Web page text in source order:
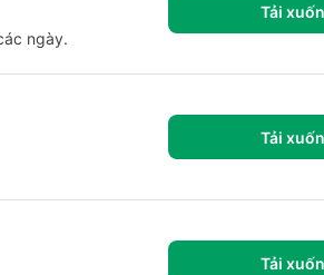
ngày.
Tải
Tải
Tải